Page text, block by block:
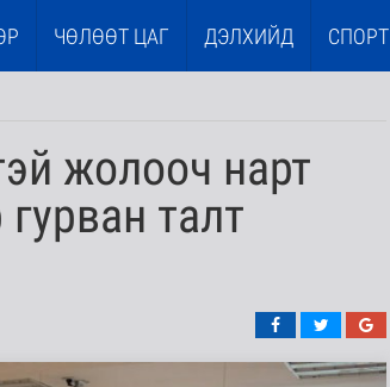
ЧӨЛӨӨТ ЦАГ ДЭЛХИЙД СПОРТ
жолооч нарт
талт